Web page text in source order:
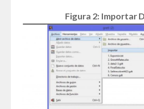
Figura 2: Importar